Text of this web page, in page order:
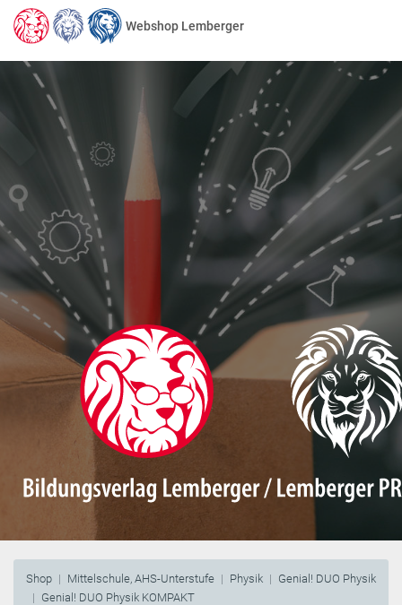
Webshop Lemberger
Shop Mittelschule, AHS-Unterstufe Physik
Genial! DUO Physik
Genial! DUO Physik KOMPAKT